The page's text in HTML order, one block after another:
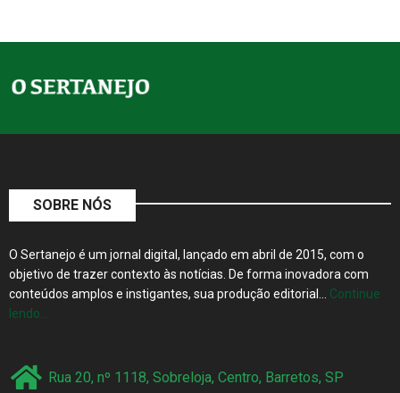
SOBRE NÓS
O Sertanejo é um jornal digital, lançado em abril de 2015, com o
objetivo de trazer contexto às notícias. De forma inovadora com
conteúdos amplos e instigantes, sua produção editorial… Continue
lendo…
Rua 20, nº 1118, Sobreloja, Centro, Barretos, SP